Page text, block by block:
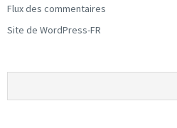
Flux des commentaires
Site de WordPress-FR